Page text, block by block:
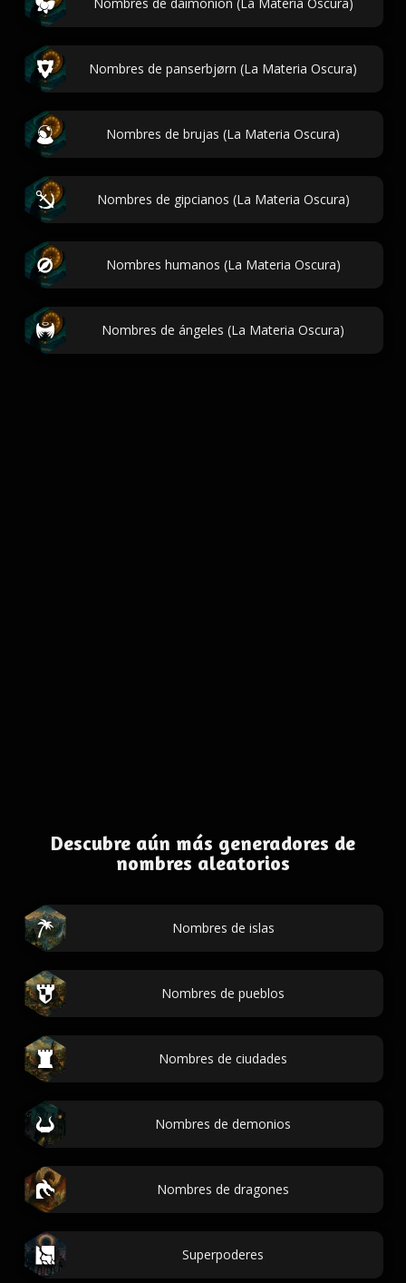
Nombres de panserbjørn (La Materia Oscura)
Nombres de brujas (La Materia Oscura)
Nombres de gipcianos (La Materia Oscura)
Nombres humanos (La Materia Oscura)
Nombres de ángeles (La Materia Oscura)
Descubre aún más generadores de
nombres aleatorios
Nombres de islas
Nombres de pueblos
Nombres de ciudades
Nombres de demonios
Nombres de dragones
Superpoderes